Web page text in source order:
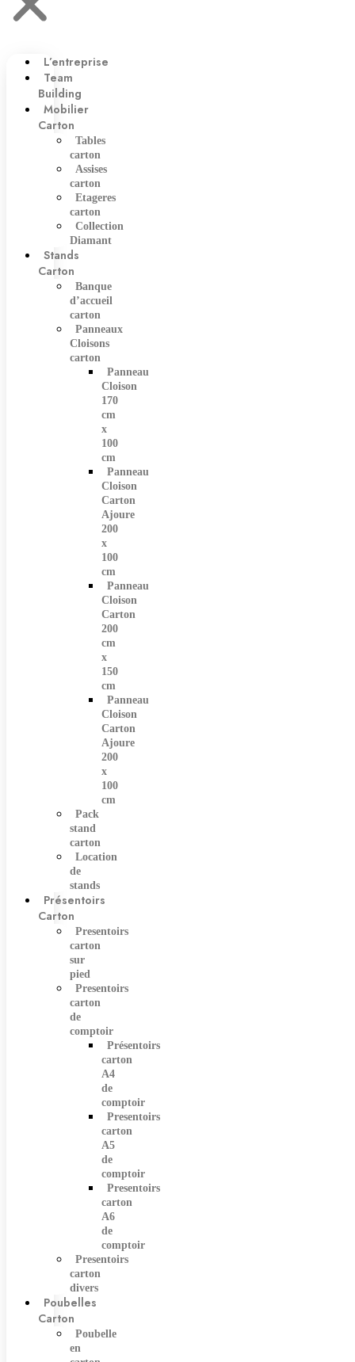
L’entreprise
Team
Building
Mobilier
Carton
Tables
carton
Assises
carton
Etageres
carton
Collection
Diamant
Stands
Carton
Banque
d’accueil
carton
Panneaux
Cloisons
carton
Panneau
Cloison
170
cm
x
100
cm
Panneau
Cloison
Carton
Ajoure
200
x
100
cm
Panneau
Cloison
Carton
200
cm
x
150
cm
Panneau
Cloison
Carton
Ajoure
200
x
100
cm
Pack
stand
carton
Location
de
stands
Présentoirs
Carton
Presentoirs
carton
sur
pied
Presentoirs
carton
de
comptoir
Présentoirs
carton
A4
de
comptoir
Presentoirs
carton
A5
de
comptoir
Presentoirs
carton
A6
de
comptoir
Presentoirs
carton
divers
Poubelles
Carton
Poubelle
en